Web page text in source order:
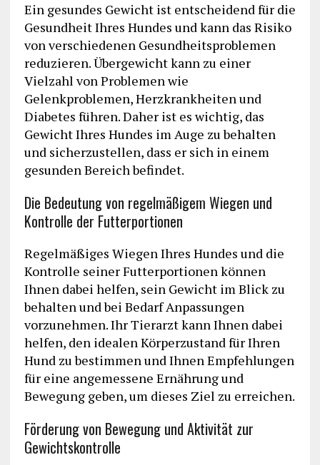
Ein gesundes Gewicht ist entscheidend für die
Gesundheit Ihres Hundes und kann das Risiko
von verschiedenen Gesundheitsproblemen
reduzieren. Übergewicht kann zu einer
Vielzahl von Problemen wie
Gelenkproblemen, Herzkrankheiten und
Diabetes führen. Daher ist es wichtig, das
Gewicht Ihres Hundes im Auge zu behalten
und sicherzustellen, dass er sich in einem
gesunden Bereich befindet.
Die Bedeutung von regelmäßigem Wiegen und
Kontrolle der Futterportionen
Regelmäßiges Wiegen Ihres Hundes und die
Kontrolle seiner Futterportionen können
Ihnen dabei helfen, sein Gewicht im Blick zu
behalten und bei Bedarf Anpassungen
vorzunehmen. Ihr Tierarzt kann Ihnen dabei
helfen, den idealen Körperzustand für Ihren
Hund zu bestimmen und Ihnen Empfehlungen
für eine angemessene Ernährung und
Bewegung geben, um dieses Ziel zu erreichen.
Förderung von Bewegung und Aktivität zur
Gewichtskontrolle